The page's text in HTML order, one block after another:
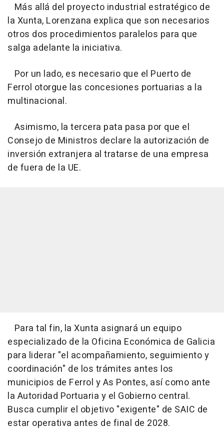
Más allá del proyecto industrial estratégico de
la Xunta, Lorenzana explica que son necesarios
otros dos procedimientos paralelos para que
salga adelante la iniciativa.
Por un lado, es necesario que el Puerto de
Ferrol otorgue las concesiones portuarias a la
multinacional.
Asimismo, la tercera pata pasa por que el
Consejo de Ministros declare la autorización de
inversión extranjera al tratarse de una empresa
de fuera de la UE.
Para tal fin, la Xunta asignará un equipo
especializado de la Oficina Económica de Galicia
para liderar "el acompañamiento, seguimiento y
coordinación" de los trámites antes los
municipios de Ferrol y As Pontes, así como ante
la Autoridad Portuaria y el Gobierno central.
Busca cumplir el objetivo "exigente" de SAIC de
estar operativa antes de final de 2028.